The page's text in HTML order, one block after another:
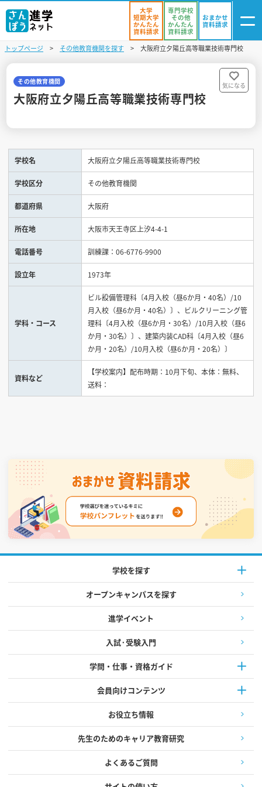
資料リスト
進学イベント
入試・受験入門
お役立ち情報
見学会WEB手引書
校内オンラインガイダンス
アンケートフォーム（学校用）
大学
短期大学
かんたん
資料請求
専門学校
その他
かんたん
資料請求
おまかせ
資料請求
トップページ その他教育機関を探す 大阪府立夕陽丘高等職業技術専門校
その他教育機関
大阪府立夕陽丘高等職業技術専門校
気になる
学校名 大阪府立夕陽丘高等職業技術専門校
学校区分 その他教育機関
都道府県 大阪府
所在地 大阪市天王寺区上汐4-4-1
電話番号 訓練課：06-6776-9900
設立年 1973年
学科・コース
ビル設備管理科〔4月入校（昼6か月・40名）/10
月入校（昼6か月・40名）〕、ビルクリーニング管
理科〔4月入校（昼6か月・30名）/10月入校（昼6
か月・30名）〕、建築内装CAD科〔4月入校（昼6
か月・20名）/10月入校（昼6か月・20名）〕
資料など
【学校案内】配布時期：10月下旬、本体：無料、
送料：
学校を探す
オープンキャンパスを探す
進学イベント
入試·受験入門
学問・仕事・資格ガイド
会員向けコンテンツ
お役立ち情報
先生のためのキャリア教育研究
よくあるご質問